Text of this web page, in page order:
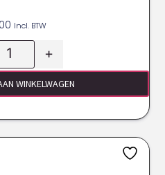
Incl. BTW
+
WINKELWAGEN